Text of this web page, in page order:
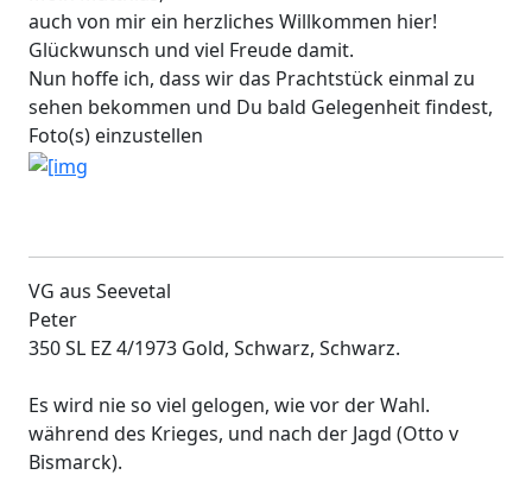
auch von mir ein herzliches Willkommen hier!
Glückwunsch und viel Freude damit.
Nun hoffe ich, dass wir das Prachtstück einmal zu
sehen bekommen und Du bald Gelegenheit findest,
Foto(s) einzustellen
VG aus Seevetal
Peter
350 SL EZ 4/1973 Gold, Schwarz, Schwarz.
Es wird nie so viel gelogen, wie vor der Wahl.
während des Krieges, und nach der Jagd (Otto v
Bismarck).